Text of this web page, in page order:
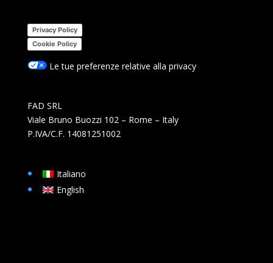
Privacy Policy
Cookie Policy
Le tue preferenze relative alla privacy
FAD SRL
Viale Bruno Buozzi 102 – Rome – Italy
P.IVA/C.F. 14081251002
Italiano
English